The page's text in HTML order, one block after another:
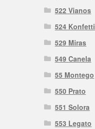
522 Vianos
524 Konfetti
529 Miras
549 Canela
55 Montego
550 Prato
551 Solora
553 Legato